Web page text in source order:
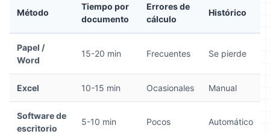
Método
Tiempo por
documento
Errores de
cálculo
Histórico
Papel /
Word
15-20 min Frecuentes Se pierde
Excel 10-15 min Ocasionales Manual
Software de
escritorio
5-10 min Pocos Automático